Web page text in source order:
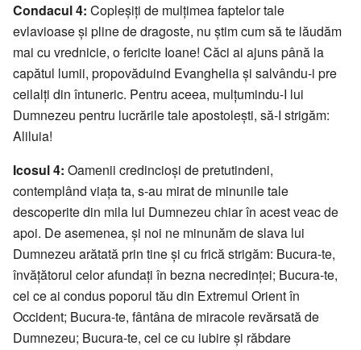
Condacul 4: Copleșiți de mulțimea faptelor tale
evlavioase și pline de dragoste, nu știm cum să te lăudăm
mai cu vrednicie, o fericite Ioane! Căci ai ajuns până la
capătul lumii, propovăduind Evanghelia și salvându-i pre
ceilalți din întuneric. Pentru aceea, mulțumindu-I lui
Dumnezeu pentru lucrările tale apostolești, să-I strigăm:
Aliluia!
Icosul 4: Oamenii credincioși de pretutindeni,
contemplând viața ta, s-au mirat de minunile tale
descoperite din mila lui Dumnezeu chiar în acest veac de
apoi. De asemenea, și noi ne minunăm de slava lui
Dumnezeu arătată prin tine și cu frică strigăm: Bucura-te,
învățătorul celor afundați în bezna necredinței; Bucura-te,
cel ce ai condus poporul tău din Extremul Orient în
Occident; Bucura-te, fântâna de miracole revărsată de
Dumnezeu; Bucura-te, cel ce cu iubire și răbdare